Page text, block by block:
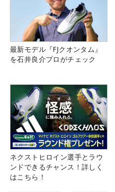
最新モデル『FJクオンタム』
を石井良介プロがチェック
ネクストヒロイン選手とラウ
ンドできるチャンス！詳しく
はこちら！